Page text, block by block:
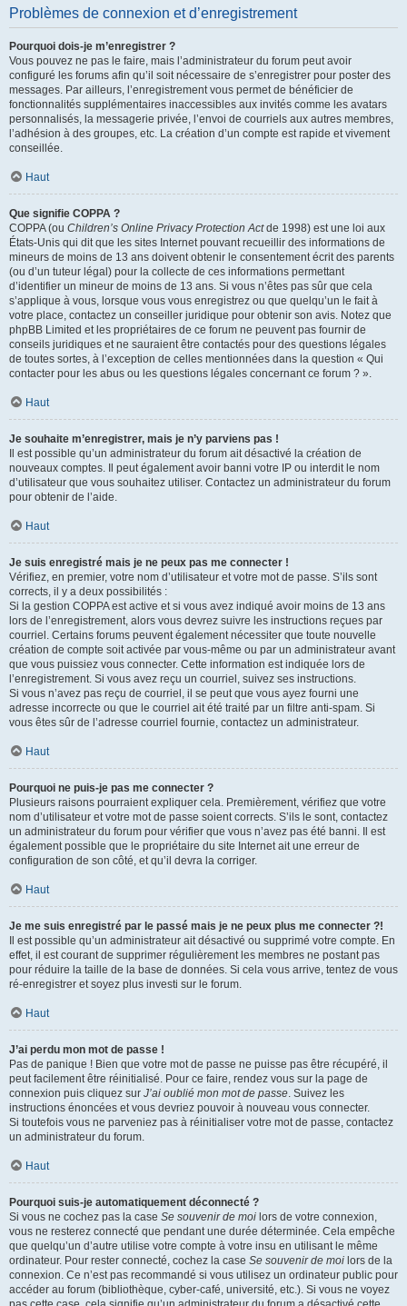
Problèmes de connexion et d’enregistrement
Pourquoi dois-je m’enregistrer ?
Vous pouvez ne pas le faire, mais l’administrateur du forum peut avoir
configuré les forums afin qu’il soit nécessaire de s’enregistrer pour poster des
messages. Par ailleurs, l’enregistrement vous permet de bénéficier de
fonctionnalités supplémentaires inaccessibles aux invités comme les avatars
personnalisés, la messagerie privée, l’envoi de courriels aux autres membres,
l’adhésion à des groupes, etc. La création d’un compte est rapide et vivement
conseillée.
Haut
Que signifie COPPA ?
COPPA (ou Children’s Online Privacy Protection Actde 1998) est une loi aux
États-Unis qui dit que les sites Internet pouvant recueillir des informations de
mineurs de moins de 13 ans doivent obtenir le consentement écrit des parents
(ou d’un tuteur légal) pour la collecte de ces informations permettant
d’identifier un mineur de moins de 13 ans. Si vous n’êtes pas sûr que cela
s’applique à vous, lorsque vous vous enregistrez ou que quelqu’un le fait à
votre place, contactez un conseiller juridique pour obtenir son avis. Notez que
phpBB Limited et les propriétaires de ce forum ne peuvent pas fournir de
conseils juridiques et ne sauraient être contactés pour des questions légales
de toutes sortes, à l’exception de celles mentionnées dans la question « Qui
contacter pour les abus ou les questions légales concernant ce forum ? ».
Haut
Je souhaite m’enregistrer, mais je n’y parviens pas !
Il est possible qu’un administrateur du forum ait désactivé la création de
nouveaux comptes. Il peut également avoir banni votre IP ou interdit le nom
d’utilisateur que vous souhaitez utiliser. Contactez un administrateur du forum
pour obtenir de l’aide.
Haut
Je suis enregistré mais je ne peux pas me connecter !
Vérifiez, en premier, votre nom d’utilisateur et votre mot de passe. S’ils sont
corrects, il y a deux possibilités :
Si la gestion COPPA est active et si vous avez indiqué avoir moins de 13 ans
lors de l’enregistrement, alors vous devrez suivre les instructions reçues par
courriel. Certains forums peuvent également nécessiter que toute nouvelle
création de compte soit activée par vous-même ou par un administrateur avant
que vous puissiez vous connecter. Cette information est indiquée lors de
l’enregistrement. Si vous avez reçu un courriel, suivez ses instructions.
Si vous n’avez pas reçu de courriel, il se peut que vous ayez fourni une
adresse incorrecte ou que le courriel ait été traité par un filtre anti-spam. Si
vous êtes sûr de l’adresse courriel fournie, contactez un administrateur.
Haut
Pourquoi ne puis-je pas me connecter ?
Plusieurs raisons pourraient expliquer cela. Premièrement, vérifiez que votre
nom d’utilisateur et votre mot de passe soient corrects. S’ils le sont, contactez
un administrateur du forum pour vérifier que vous n’avez pas été banni. Il est
également possible que le propriétaire du site Internet ait une erreur de
configuration de son côté, et qu’il devra la corriger.
Haut
Je me suis enregistré par le passé mais je ne peux plus me connecter ?!
Il est possible qu’un administrateur ait désactivé ou supprimé votre compte. En
effet, il est courant de supprimer régulièrement les membres ne postant pas
pour réduire la taille de la base de données. Si cela vous arrive, tentez de vous
ré-enregistrer et soyez plus investi sur le forum.
Haut
J’ai perdu mon mot de passe !
Pas de panique ! Bien que votre mot de passe ne puisse pas être récupéré, il
peut facilement être réinitialisé. Pour ce faire, rendez vous sur la page de
connexion puis cliquez sur J’ai oublié mon mot de passe. Suivez les
instructions énoncées et vous devriez pouvoir à nouveau vous connecter.
Si toutefois vous ne parveniez pas à réinitialiser votre mot de passe, contactez
un administrateur du forum.
Haut
Pourquoi suis-je automatiquement déconnecté ?
Si vous ne cochez pas la case Se souvenir de moi lors de votre connexion,
vous ne resterez connecté que pendant une durée déterminée. Cela empêche
que quelqu’un d’autre utilise votre compte à votre insu en utilisant le même
ordinateur. Pour rester connecté, cochez la case Se souvenir de moi lors de la
connexion. Ce n’est pas recommandé si vous utilisez un ordinateur public pour
accéder au forum (bibliothèque, cyber-café, université, etc.). Si vous ne voyez